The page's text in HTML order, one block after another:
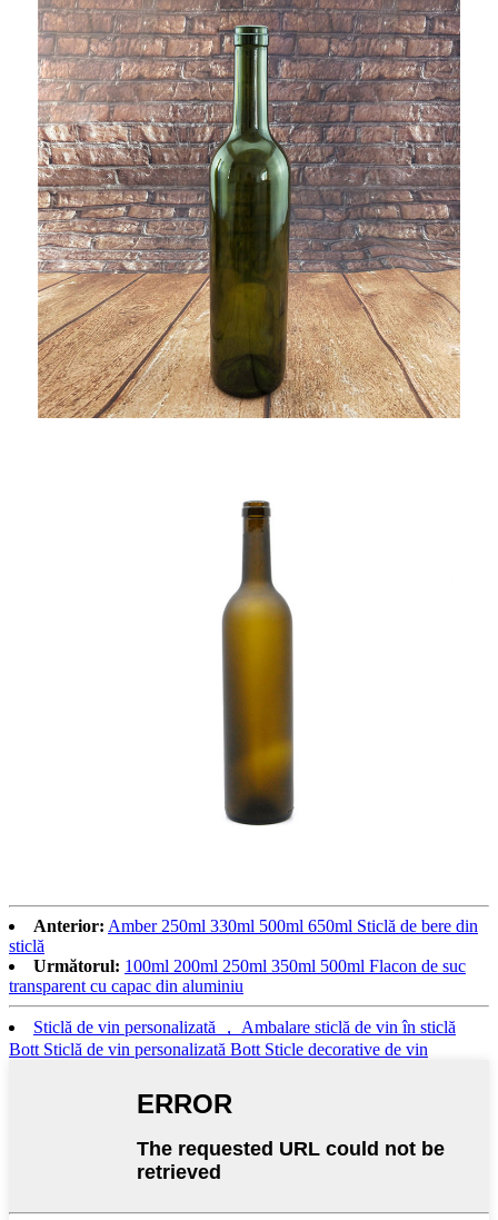
Anterior: Amber 250ml 330ml 500ml 650ml Sticlă de bere din
sticlă
Următorul: 100ml 200ml 250ml 350ml 500ml Flacon de suc
transparent cu capac din aluminiu
Sticlă de vin personalizată ， Ambalare sticlă de vin în sticlă
Bott Sticlă de vin personalizată Bott Sticle decorative de vin